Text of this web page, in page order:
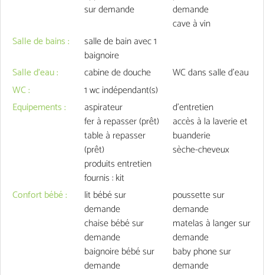
sur demande
demande
cave à vin
Salle de bains:
salle de bain avec 1
baignoire
Salle d'eau: cabine de douche
WC dans salle d'eau
WC: 1wc indépendant(s)
Equipements:
aspirateur
fer à repasser(prêt)
table à repasser
(prêt)
produits entretien
fournis: kit
d'entretien
accès à la laverie et
buanderie
sèche-cheveux
Confort bébé: lit bébésur
demande
chaise bébésur
demande
baignoire bébésur
demande
poussettesur
demande
matelas à langersur
demande
baby phonesur
demande